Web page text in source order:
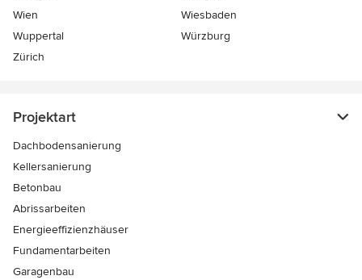
Wien
Wiesbaden
Wuppertal
Würzburg
Zürich
Projektart
Dachbodensanierung
Kellersanierung
Betonbau
Abrissarbeiten
Energieeffizienzhäuser
Fundamentarbeiten
Garagenbau